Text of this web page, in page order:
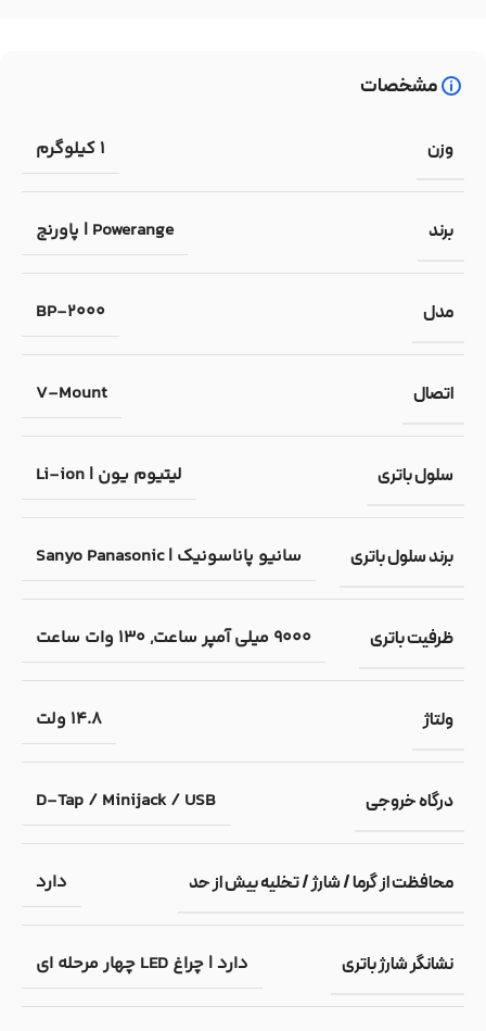
مشخصات
وزن 1 کیلوگرم
برند Powerange | پاورنج
مدل BP-2000
اتصال V-Mount
سلول باتری لیتیوم یون | Li-ion
برند سلول باتری سانیو پاناسونیک | Sanyo Panasonic
ظرفیت باتری 9000 میلی آمپر ساعت, 130 وات ساعت
ولتاژ 14.8 ولت
درگاه خروجی D-Tap / Minijack / USB
محافظت از گرما / شارژ / تخلیه بیش از حد دارد
نشانگر شارژ باتری دارد | چراغ LED چهار مرحله ای